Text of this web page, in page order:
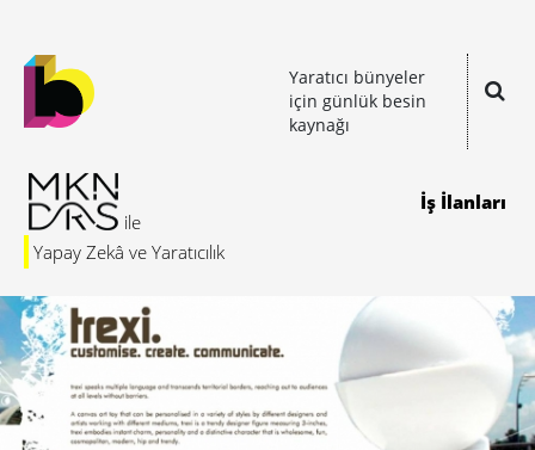
Yaratıcı bünyeler
için günlük besin
kaynağı
Yapay Zekâ ve Yaratıcılık
İş İlanları